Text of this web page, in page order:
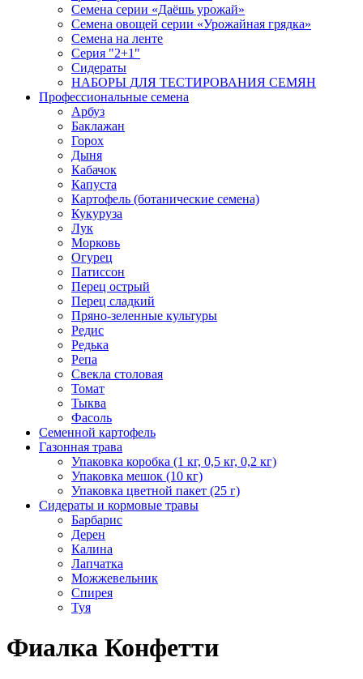
Семена серии «Даёшь урожай»
Семена овощей серии «Урожайная грядка»
Семена на ленте
Серия "2+1"
Сидераты
НАБОРЫ ДЛЯ ТЕСТИРОВАНИЯ СЕМЯН
Профессиональные семена
Арбуз
Баклажан
Горох
Дыня
Кабачок
Капуста
Картофель (ботанические семена)
Кукуруза
Лук
Морковь
Огурец
Патиссон
Перец острый
Перец сладкий
Пряно-зеленные культуры
Редис
Редька
Репа
Свекла столовая
Томат
Тыква
Фасоль
Семенной картофель
Газонная трава
Упаковка коробка (1 кг, 0,5 кг, 0,2 кг)
Упаковка мешок (10 кг)
Упаковка цветной пакет (25 г)
Сидераты и кормовые травы
Барбарис
Дерен
Калина
Лапчатка
Можжевельник
Спирея
Туя
Фиалка Конфетти